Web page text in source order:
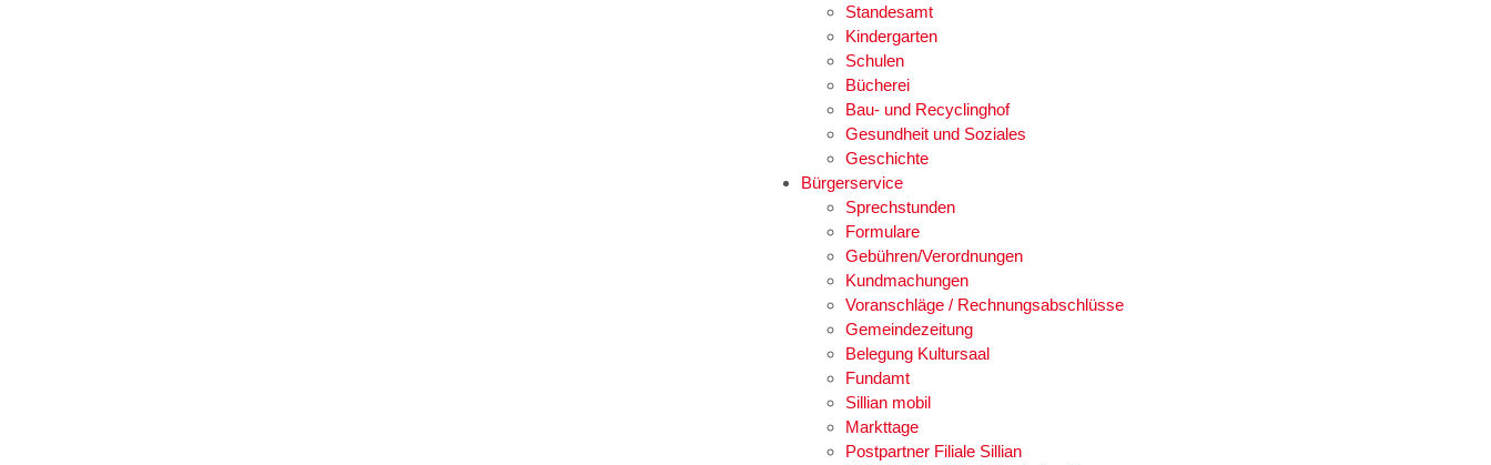
Standesamt
Kindergarten
Schulen
Bücherei
Bau- und Recyclinghof
Gesundheit und Soziales
Geschichte
Bürgerservice
Sprechstunden
Formulare
Gebühren/Verordnungen
Kundmachungen
Voranschläge / Rechnungsabschlüsse
Gemeindezeitung
Belegung Kultursaal
Fundamt
Sillian mobil
Markttage
Postpartner Filiale Sillian